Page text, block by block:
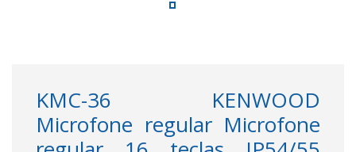
KMC-36 KENWOOD
Microfone regular Microfone